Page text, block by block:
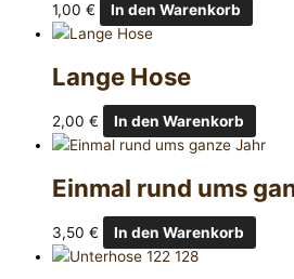
1,00 € In den Warenkorb
Lange Hose
2,00 € In den Warenkorb
Einmal rund ums
3,50 € In den Warenkorb